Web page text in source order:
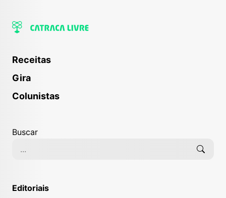
Receitas
Gira
Colunistas
Buscar
Editoriais